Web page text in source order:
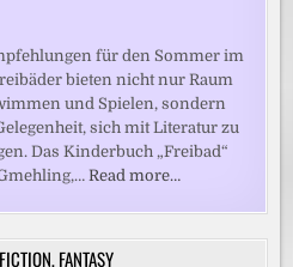
für den Sommer im
bieten nicht nur Raum
und Spielen, sondern
sich mit Literatur zu
Das Kinderbuch „Freibad“
Read more…
FANTASY